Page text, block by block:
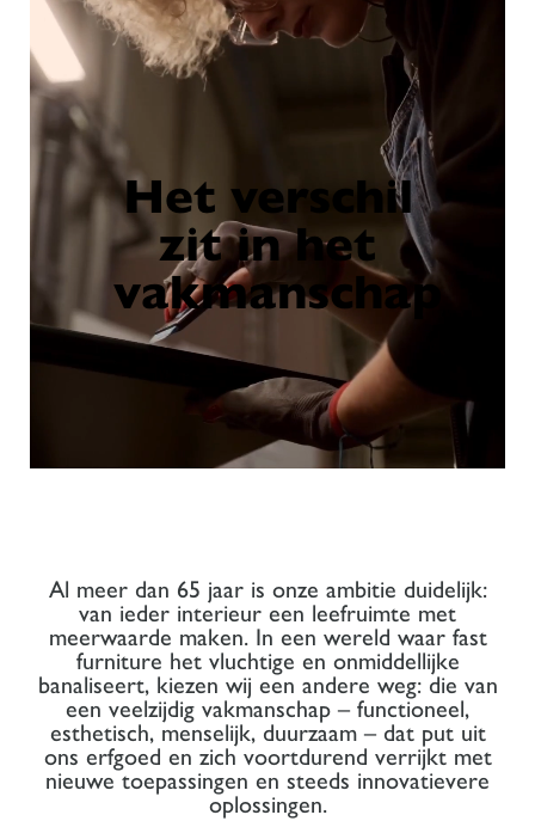
Het verschil
zit in het
vakmanschap
Al meer dan 65 jaar is onze ambitie duidelijk:
van ieder interieur een leefruimte met
meerwaarde maken. In een wereld waar fast
furniture het vluchtige en onmiddellijke
banaliseert, kiezen wij een andere weg: die van
een veelzijdig vakmanschap – functioneel,
esthetisch, menselijk, duurzaam – dat put uit
ons erfgoed en zich voortdurend verrijkt met
nieuwe toepassingen en steeds innovatievere
oplossingen.